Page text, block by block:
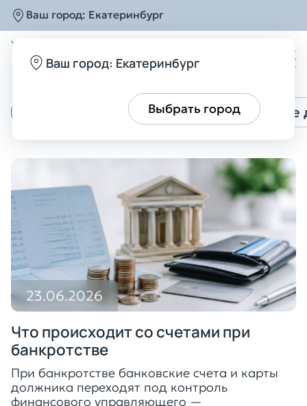
Ваш город: Екатеринбург
Ваш город: Екатеринбург
Выбрать город
Главная Блог
Блог
Все о банкротстве Списание
23.06.2026
Что происходит со счетами при
банкротстве
При банкротстве банковские счета и карты
должника переходят под контроль
финансового управляющего —